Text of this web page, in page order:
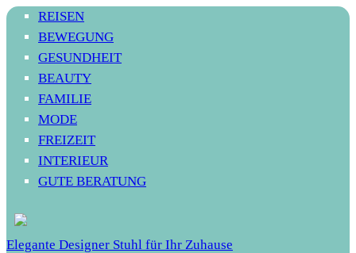
REISEN
BEWEGUNG
GESUNDHEIT
BEAUTY
FAMILIE
MODE
FREIZEIT
INTERIEUR
GUTE BERATUNG
Elegante Designer Stuhl für Ihr Zuhause